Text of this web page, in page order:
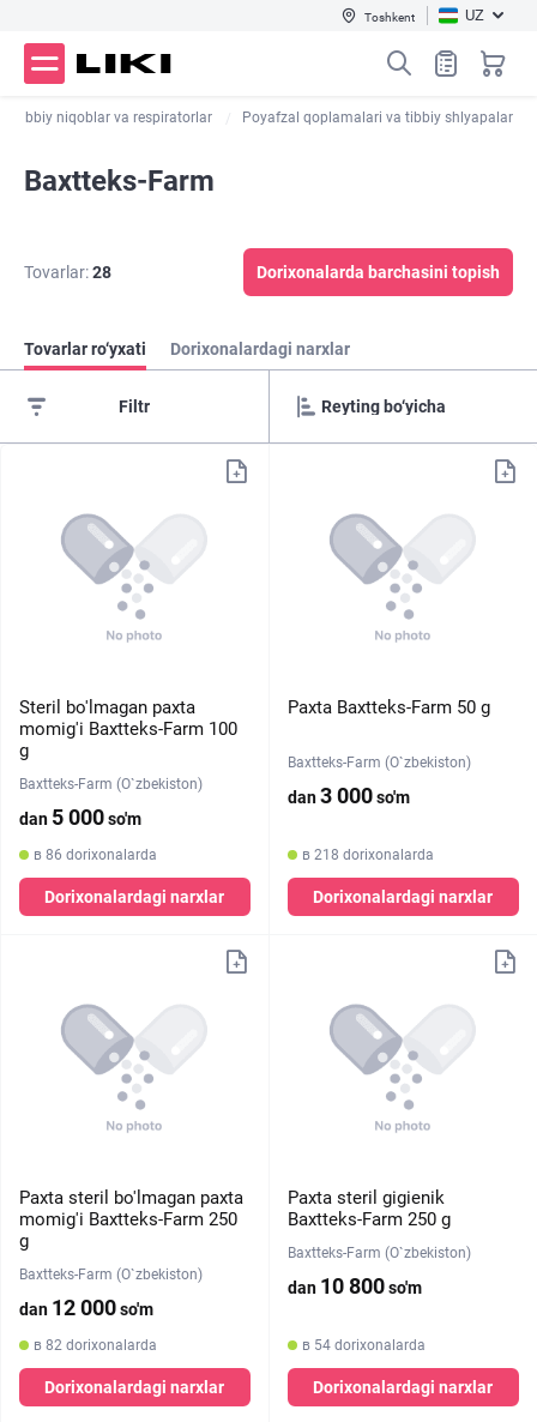
Toshkent UZ
Tibbiy niqoblar va respiratorlar Poyafzal qoplamalari va tibbiy shlyapalar
Baxtteks-Farm
Tovarlar:28 Dorixonalarda barchasini topish
Tovarlar ro‘yxati Dorixonalardagi narxlar
Filtr
Steril bo'lmagan paxta
momig'i Baxtteks-Farm 100
g
Baxtteks-Farm (O`zbekiston)
dan 5 000so'm
в 86 dorixonalarda
Dorixonalardagi narxlar
Paxta Baxtteks-Farm 50 g
Baxtteks-Farm (O`zbekiston)
dan3 000so'm
в 218 dorixonalarda
Dorixonalardagi narxlar
Paxta steril bo'lmagan paxta
momig'i Baxtteks-Farm 250
g
Baxtteks-Farm (O`zbekiston)
dan 12 000so'm
в 82 dorixonalarda
Dorixonalardagi narxlar
Paxta steril gigienik
Baxtteks-Farm 250 g
Baxtteks-Farm (O`zbekiston)
dan 10 800so'm
в 54 dorixonalarda
Dorixonalardagi narxlar